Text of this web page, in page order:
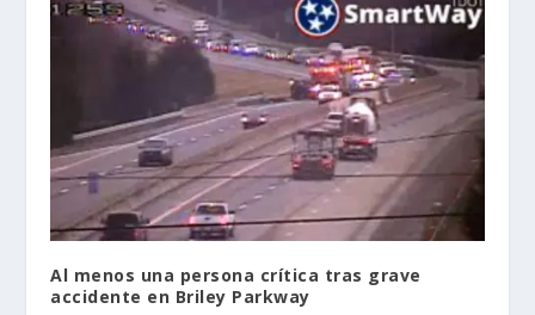
Al menos una persona crítica tras grave
accidente en Briley Parkway